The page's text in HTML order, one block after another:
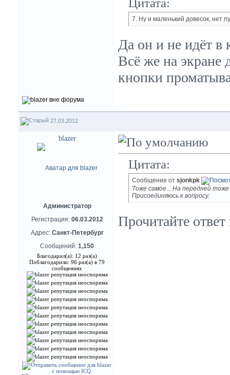
7. Ну и маленький довесок, нет
Да он и не идёт в
Всё же на экране
кнопки
27.03.2012
blazer
Администратор
Регистрация: 06.03.2012
Адрес: Санкт-Петербург
Сообщений: 1,150
Благодарил(а): 12 раз(а)
Поблагодарили: 96 раз(а) в 79
сообщениях
Цитата:
Сообщение от sjonkpk
Тоже самое... На передней
Присоединяюсь к вопросу.
Прочитайте